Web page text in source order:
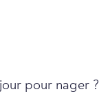
pour nager ?